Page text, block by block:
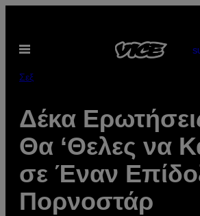
περιεχόμενο
Ανοίξτε
Σεξ
Δέκα
Θα ‘Θελες να
σε Έναν
Πορνοστάρ